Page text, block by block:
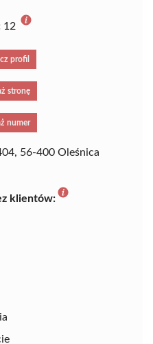
12
profil
stronę
numer
56-400 Oleśnica
klientów: